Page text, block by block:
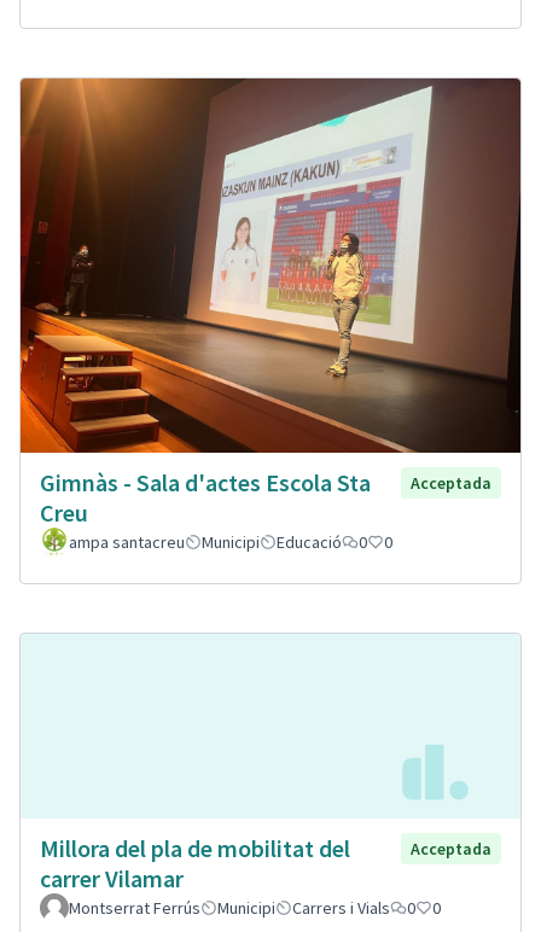
Gimnàs - Sala d'actes Escola Sta
Creu
Acceptada
ampa santacreu Municipi Educació 0 0
Millora del pla de mobilitat del
carrer Vilamar
Acceptada
Montserrat Ferrús Municipi Carrers i Vials 0 0